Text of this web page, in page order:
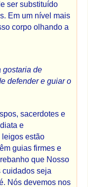
ser substituído
Em um nível mais
corpo olhando a
gostaria de
defender e guiar o
sacerdotes e
e
leigos estão
guias firmes e
que Nosso
cuidados seja
Nós devemos nos